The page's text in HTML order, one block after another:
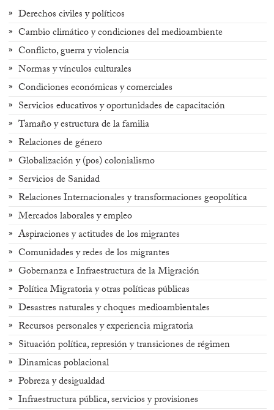
Derechos civiles y políticos
Cambio climático y condiciones del medioambiente
Conflicto, guerra y violencia
Normas y vínculos culturales
Condiciones económicas y comerciales
Servicios educativos y oportunidades de capacitación
Tamaño y estructura de la familia
Relaciones de género
Globalización y (pos) colonialismo
Servicios de Sanidad
Relaciones Internacionales y transformaciones geopolítica
Mercados laborales y empleo
Aspiraciones y actitudes de los migrantes
Comunidades y redes de los migrantes
Gobernanza e Infraestructura de la Migración
Política Migratoria y otras políticas públicas
Desastres naturales y choques medioambientales
Recursos personales y experiencia migratoria
Situación política, represión y transiciones de régimen
Dinamicas poblacional
Pobreza y desigualdad
Infraestructura pública, servicios y provisiones